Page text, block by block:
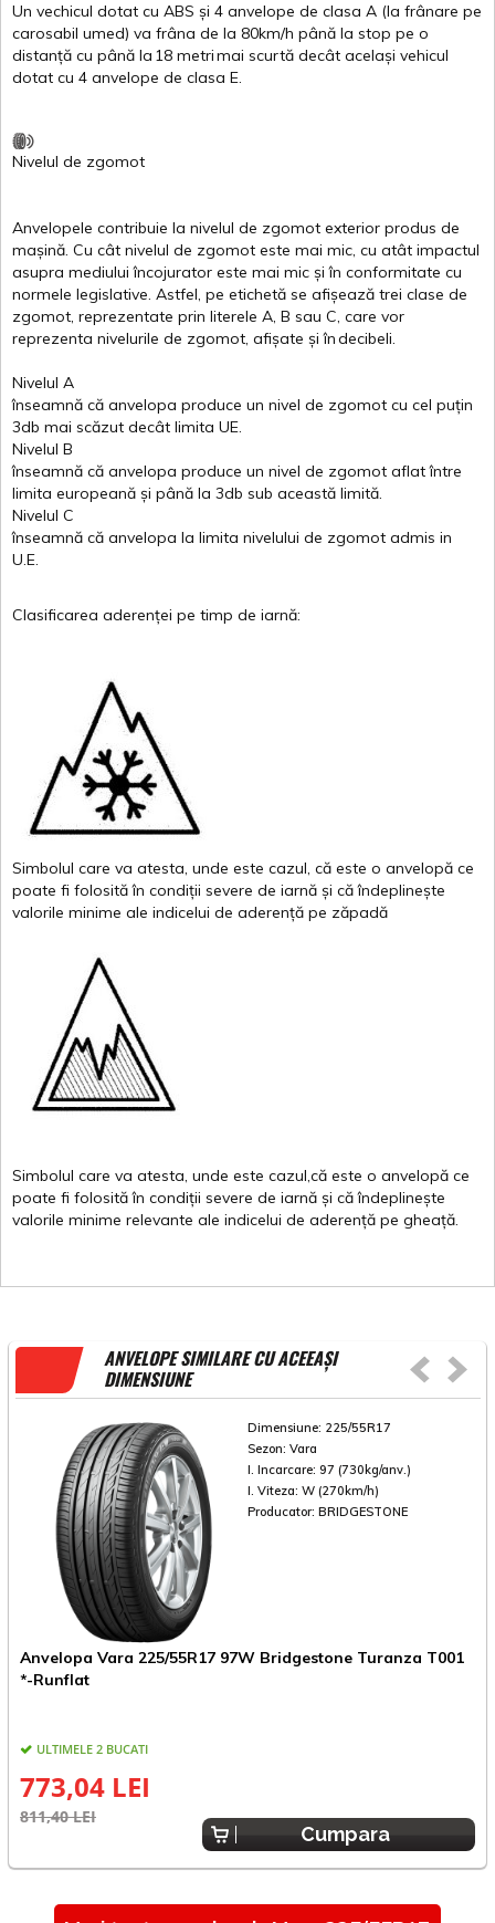
Un vechicul dotat cu ABS și 4 anvelope de clasa A (la frânare pe
carosabil umed) va frâna de la 80km/h până la stop pe o
distanță cu până la 18 metrimai scurtă decât același vehicul
dotat cu 4 anvelope de clasa E.
Nivelul de zgomot
Anvelopele contribuie la nivelul de zgomot exterior produs de
mașină. Cu cât nivelul de zgomot este mai mic, cu atât impactul
asupra mediului încojurator este mai mic și în conformitate cu
normele legislative. Astfel, pe etichetă se afișează trei clase de
zgomot, reprezentate prin literele A, B sau C, care vor
reprezenta nivelurile de zgomot, afișate și îndecibeli.
Nivelul A
înseamnă că anvelopa produce un nivel de zgomot cu cel puțin
3db mai scăzut decât limita UE.
Nivelul B
înseamnă că anvelopa produce un nivel de zgomot aflat între
limita europeană și până la 3db sub această limită.
Nivelul C
înseamnă că anvelopa la limita nivelului de zgomot admis in
U.E.
Clasificarea aderenței pe timp de iarnă:
Simbolul care va atesta, unde este cazul, că este o anvelopă ce
poate fi folosită în condiții severe de iarnă și că îndeplinește
valorile minime ale indicelui de aderență pe zăpadă
Simbolul care va atesta, unde este cazul,că este o anvelopă ce
poate fi folosită în condiții severe de iarnă și că îndeplinește
valorile minime relevante ale indicelui de aderență pe gheață.
ANVELOPE SIMILARE CU ACEEAȘI
DIMENSIUNE
Dimensiune: 225/55R17
Sezon: Vara
I. Incarcare: 97 (730kg/anv.)
I. Viteza: W (270km/h)
Producator: BRIDGESTONE
Anvelopa Vara 225/55R17 97W Bridgestone Turanza T001
*-Runflat
ULTIMELE 2 BUCATI
773,04 LEI
811,40 LEI
Cumpara